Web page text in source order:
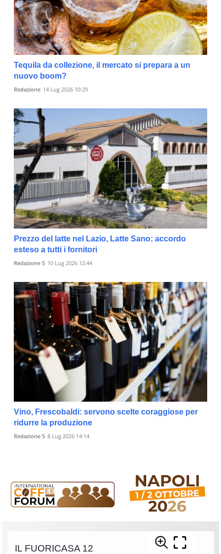
Tequila da collezione, il mercato si prepara a un
nuovo boom?
Redazione 14 Lug 2026 10:29
Prezzo del latte nel Lazio, Latte Sano: accordo
esteso a tutti i fornitori
Redazione 5 10 Lug 2026 12:44
Vino, Frescobaldi: servono scelte coraggiose per
ridurre la produzione
Redazione 5 8 Lug 2026 14:14